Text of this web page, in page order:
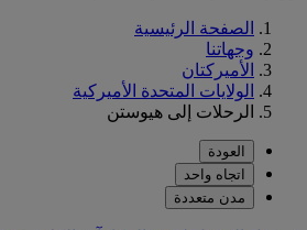
الصفحة الرئيسية
وجهاتنا
الأميركتان
الولايات المتحدة الأميركية
الرحلات إلى هيوستن
العودة
اتجاه واحد
مدن متعددة